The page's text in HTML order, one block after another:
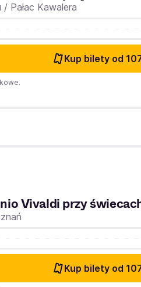
Pałac Kawalera
Kup bilety od
Vivaldi przy
Kup bilety od